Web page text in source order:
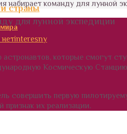
страны
набирает команду для лунной
для лунной экспедиции
interesny
которые смогут
Космическую
совершить первую
признак их реализации.